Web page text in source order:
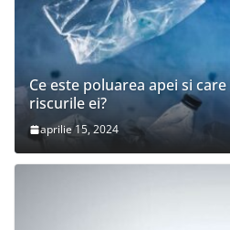
Ce este poluarea apei si
riscurile ei?
aprilie 15, 2024